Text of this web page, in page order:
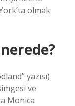
olmak
yazısı)
ve
Monica